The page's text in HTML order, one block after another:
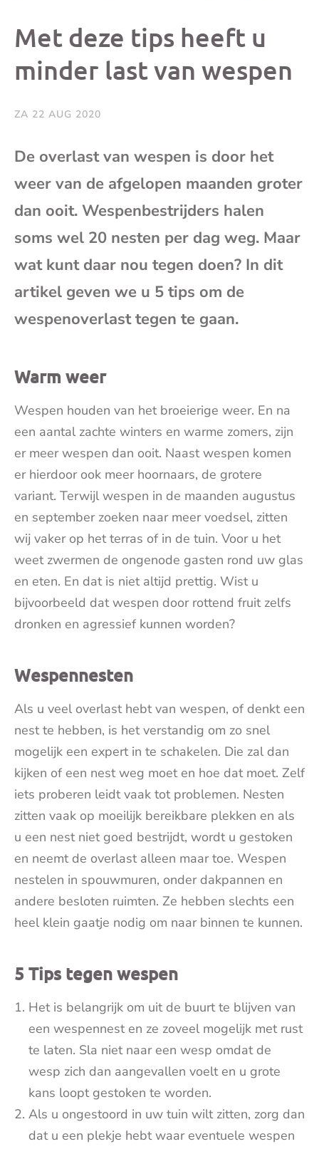
mail
Met deze tips heeft u
minder last van wespen
ZA 22 AUG 2020
De overlast van wespen is door het
weer van de afgelopen maanden groter
dan ooit. Wespenbestrijders halen
soms wel 20 nesten per dag weg. Maar
wat kunt daar nou tegen doen? In dit
artikel geven we u 5 tips om de
wespenoverlast tegen te gaan.
Warm weer
Wespen houden van het broeierige weer. En na
een aantal zachte winters en warme zomers, zijn
er meer wespen dan ooit. Naast wespen komen
er hierdoor ook meer hoornaars, de grotere
variant. Terwijl wespen in de maanden augustus
en september zoeken naar meer voedsel, zitten
wij vaker op het terras of in de tuin. Voor u het
weet zwermen de ongenode gasten rond uw glas
en eten. En dat is niet altijd prettig. Wist u
bijvoorbeeld dat wespen door rottend fruit zelfs
dronken en agressief kunnen worden?
Wespennesten
Als u veel overlast hebt van wespen, of denkt een
nest te hebben, is het verstandig om zo snel
mogelijk een expert in te schakelen. Die zal dan
kijken of een nest weg moet en hoe dat moet. Zelf
iets proberen leidt vaak tot problemen. Nesten
zitten vaak op moeilijk bereikbare plekken en als
u een nest niet goed bestrijdt, wordt u gestoken
en neemt de overlast alleen maar toe. Wespen
nestelen in spouwmuren, onder dakpannen en
andere besloten ruimten. Ze hebben slechts een
heel klein gaatje nodig om naar binnen te kunnen.
5 Tips tegen wespen
Het is belangrijk om uit de buurt te blijven van
een wespennest en ze zoveel mogelijk met rust
te laten. Sla niet naar een wesp omdat de
wesp zich dan aangevallen voelt en u grote
kans loopt gestoken te worden.
Als u ongestoord in uw tuin wilt zitten, zorg dan
dat u een plekje hebt waar eventuele wespen